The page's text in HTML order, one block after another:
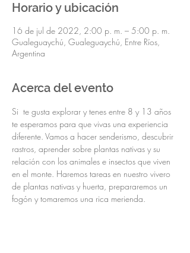
Horario y ubicación
16 de jul de 2022, 2:00 p. m. – 5:00 p. m.
Gualeguaychú, Gualeguaychú, Entre Ríos,
Argentina
Acerca del evento
Si  te gusta explorar y tenes entre 8 y 13 años
te esperamos para que vivas una experiencia
diferente. Vamos a hacer senderismo, descubrir
rastros, aprender sobre plantas nativas y su
relación con los animales e insectos que viven
en el monte. Haremos tareas en nuestro vivero
de plantas nativas y huerta, prepararemos un
fogón y tomaremos una rica merienda.